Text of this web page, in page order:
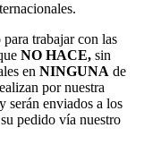
trabajar con las
NO HACE, sin
en NINGUNA de
por nuestra
enviados a los
pedido vía nuestro